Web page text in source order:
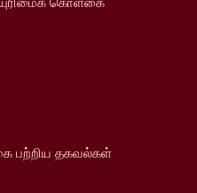
பற்றிய தகவல்கள்